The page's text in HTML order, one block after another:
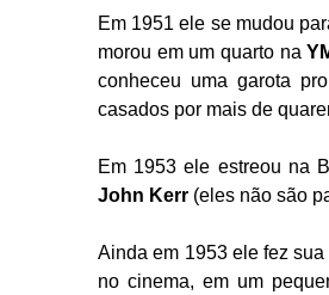
Em 1951 ele se mudou
morou em um quarto na
conheceu uma garota
casados por mais de
Em 1953 ele estreou na
John Kerr (eles não são
Ainda em 1953 ele fez
no cinema, em um